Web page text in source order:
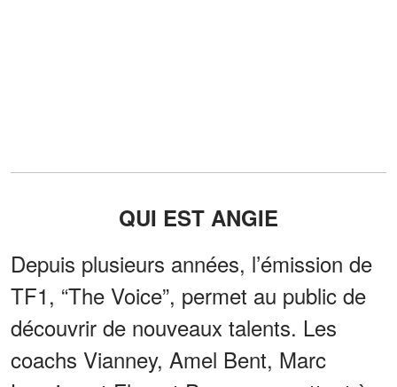
QUI EST ANGIE
Depuis plusieurs années, l’émission de
TF1, “The Voice”, permet au public de
découvrir de nouveaux talents. Les
coachs Vianney, Amel Bent, Marc